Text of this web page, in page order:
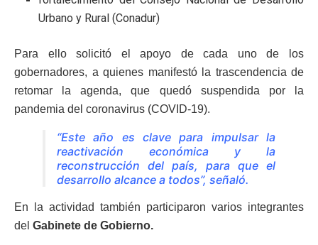
Urbano y Rural (Conadur)
Para ello solicitó el apoyo de cada uno de los
gobernadores, a quienes manifestó la trascendencia de
retomar la agenda, que quedó suspendida por la
pandemia del coronavirus (COVID-19).
“Este año es clave para impulsar la
reactivación económica y la
reconstrucción del país, para que el
desarrollo alcance a todos”, señaló.
En la actividad también participaron varios integrantes
del Gabinete de Gobierno.